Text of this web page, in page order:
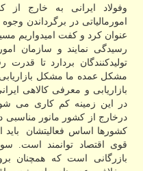
وفولاد ایرانی به خارج
امورمالیاتی در برگرداندن
عنوان کرد و کفت امیدواریم
رسیدگی نمایند و سازمان
تولیدکنندگان بردارد تا
مشکل عمده ما مشکل
بازاریابی و معرفی کالاهی
در این زمینه کم کاری می
درخارج از کشور مانور مناسبی
کشورها اساس فعالیتشان
قوی اقتصاد توانمند
بازرگانی است که همچنان